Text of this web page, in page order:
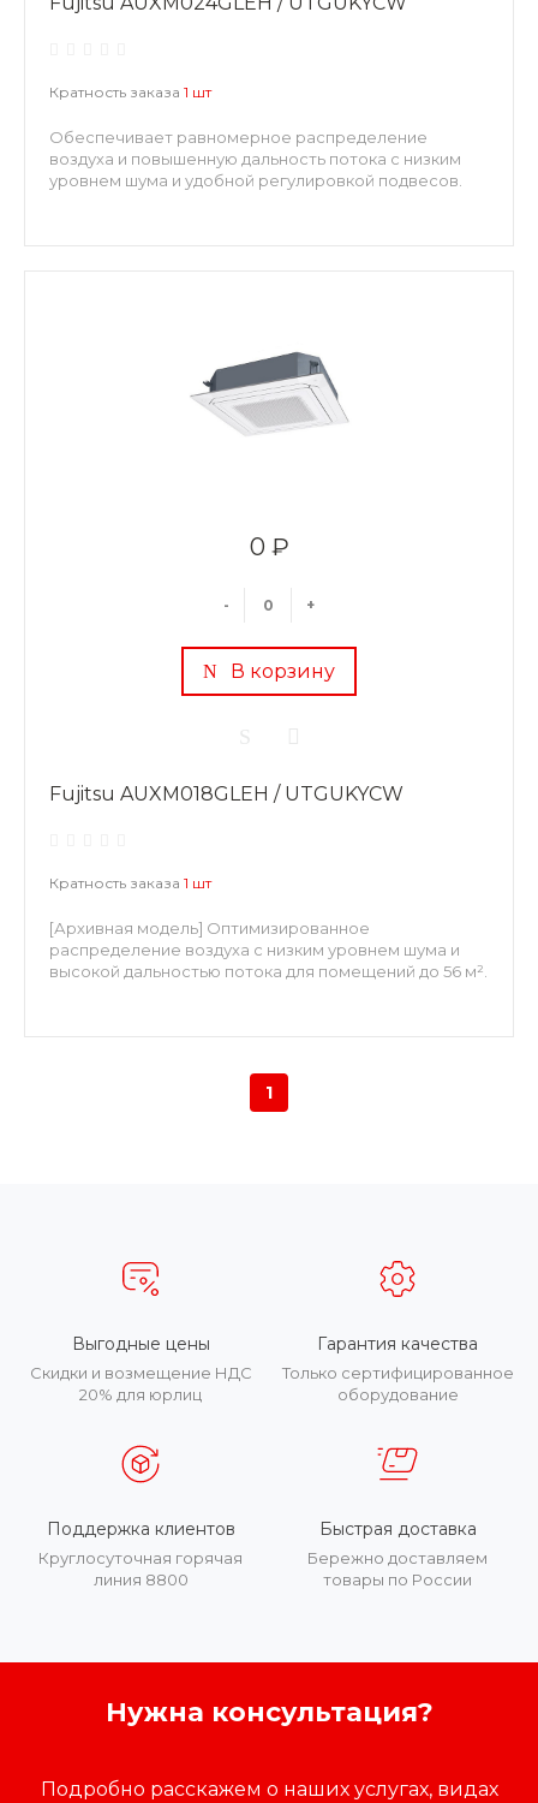
Кратность заказа 1 шт
Обеспечивает равномерное распределение
воздуха и повышенную дальность потока с низким
уровнем шума и удобной регулировкой подвесов.
0 ₽
- +
В корзину
Fujitsu AUXM018GLEH / UTGUKYCW
Кратность заказа 1 шт
[Архивная модель] Оптимизированное
распределение воздуха с низким уровнем шума и
высокой дальностью потока для помещений до 56 м².
1
Выгодные цены
Скидки и возмещение НДС
20% для юрлиц
Гарантия качества
Только сертифицированное
оборудование
Поддержка клиентов
Круглосуточная горячая
линия 8800
Быстрая доставка
Бережно доставляем
товары по России
Нужна консультация?
Подробно расскажем о наших услугах, видах